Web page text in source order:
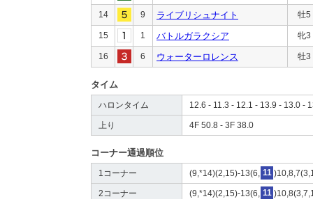
14 9 ライブリシュナイト 牡5
15 1 バトルガラクシア 牝3
16 6 ウォーターロレンス 牡3
タイム
ハロンタイム 12.6 - 11.3 - 12.1 - 13.9 - 13.0 -
上り 4F 50.8 - 3F 38.0
コーナー通過順位
1コーナー (9,*14)(2,15)-13(6, 11
2コーナー (9,*14)(2,15)-13(6, 11